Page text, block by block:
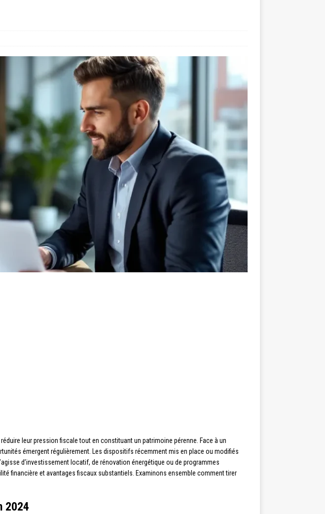
leur pression fiscale tout en constituant un patrimoine pérenne. Face à un
émergent régulièrement. Les dispositifs récemment mis en place ou modifiés
d’investissement locatif, de rénovation énergétique ou de programmes
financière et avantages fiscaux substantiels. Examinons ensemble comment tirer
2024